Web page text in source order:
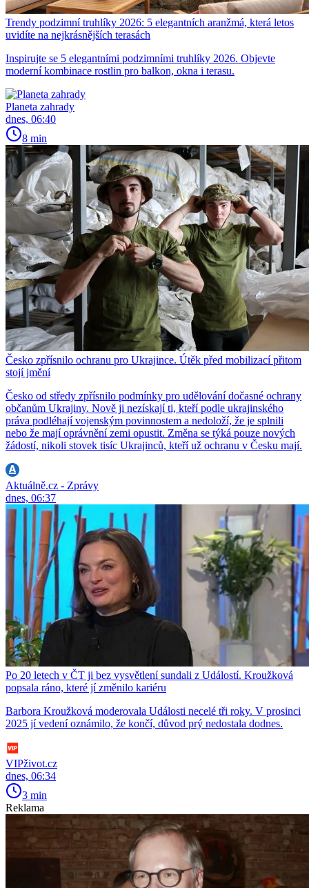
Trendy podzimní truhlíky 2026: 5 elegantních aranžmá, která letos
uvidíte na nejkrásnějších terasách
Inspirujte se 5 elegantními podzimními truhlíky 2026. Objevte
moderní kombinace rostlin pro balkon, okna i terasu.
Planeta zahrady
dnes, 06:40
8 min
Česko zpřísnilo ochranu pro Ukrajince. Útěk před mobilizací přitom
stojí jmění
Česko od středy zpřísnilo podmínky pro udělování dočasné ochrany
občanům Ukrajiny. Nově ji nezískají ti, kteří podle ukrajinského
práva podléhají vojenským povinnostem a nedoloží, že je splnili
nebo že mají oprávnění zemi opustit. Změna se týká pouze nových
žádostí, nikoli stovek tisíc Ukrajinců, kteří už ochranu v Česku mají.
Aktuálně.cz - Zprávy
dnes, 06:37
Po 20 letech v ČT ji bez vysvětlení sundali z Událostí. Kroužková
popsala ráno, které jí změnilo kariéru
Barbora Kroužková moderovala Události necelé tři roky. V prosinci
2025 jí vedení oznámilo, že končí, důvod prý nedostala dodnes.
VIPživot.cz
dnes, 06:34
3 min
Reklama